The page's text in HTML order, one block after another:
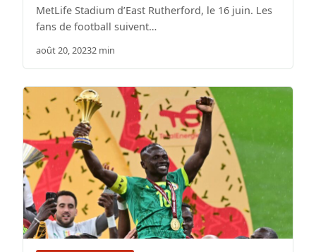
MetLife Stadium d’East Rutherford, le 16 juin. Les
fans de football suivent…
août 20, 20232 min